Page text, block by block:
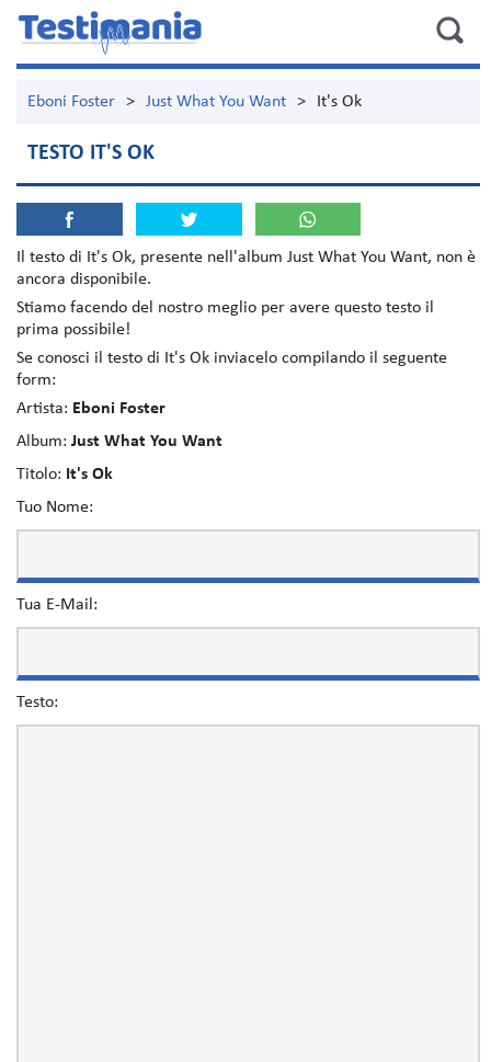
Eboni Foster > Just What You Want > It's Ok
TESTO IT'S OK
Il testo di It's Ok, presente nell'album Just What You Want, non è
ancora disponibile.
Stiamo facendo del nostro meglio per avere questo testo il
prima possibile!
Se conosci il testo di It's Ok inviacelo compilando il seguente
form:
Artista: Eboni Foster
Album: Just What You Want
Titolo: It's Ok
Tuo Nome:
Tua E-Mail:
Testo: